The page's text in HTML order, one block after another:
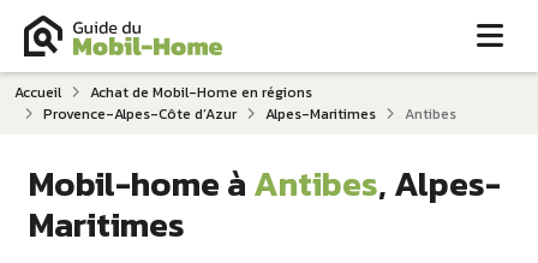
Accueil
Achat de Mobil-Home en régions
Provence-Alpes-Côte d‘Azur
Alpes-Maritimes Antibes
Mobil-home àAntibes, Alpes-
Maritimes